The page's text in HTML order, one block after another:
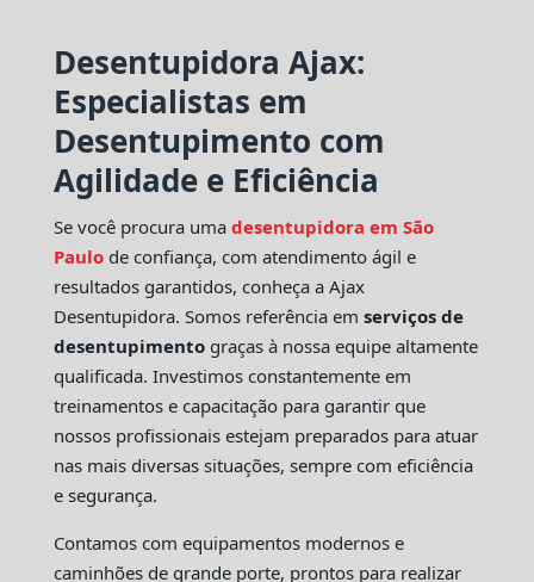
Desentupidora Ajax:
Especialistas em
Desentupimento com
Agilidade e Eficiência
Se você procura uma desentupidora em São
Paulo de confiança, com atendimento ágil e
resultados garantidos, conheça a Ajax
Desentupidora. Somos referência em serviços de
desentupimentograças à nossa equipe altamente
qualificada. Investimos constantemente em
treinamentos e capacitação para garantir que
nossos profissionais estejam preparados para atuar
nas mais diversas situações, sempre com eficiência
e segurança.
Contamos com equipamentos modernos e
caminhões de grande porte, prontos para realizar